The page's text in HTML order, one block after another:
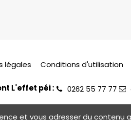
légales Conditions d'utilisation
L'effet péi : 0262 55 77 77
et vous adresser du